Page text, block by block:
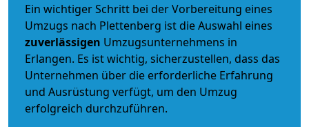
Ein wichtiger Schritt bei der Vorbereitung eines
Umzugs nach Plettenberg ist die Auswahl eines
zuverlässigen Umzugsunternehmens in
Erlangen. Es ist wichtig, sicherzustellen, dass das
Unternehmen über die erforderliche Erfahrung
und Ausrüstung verfügt, um den Umzug
erfolgreich durchzuführen.